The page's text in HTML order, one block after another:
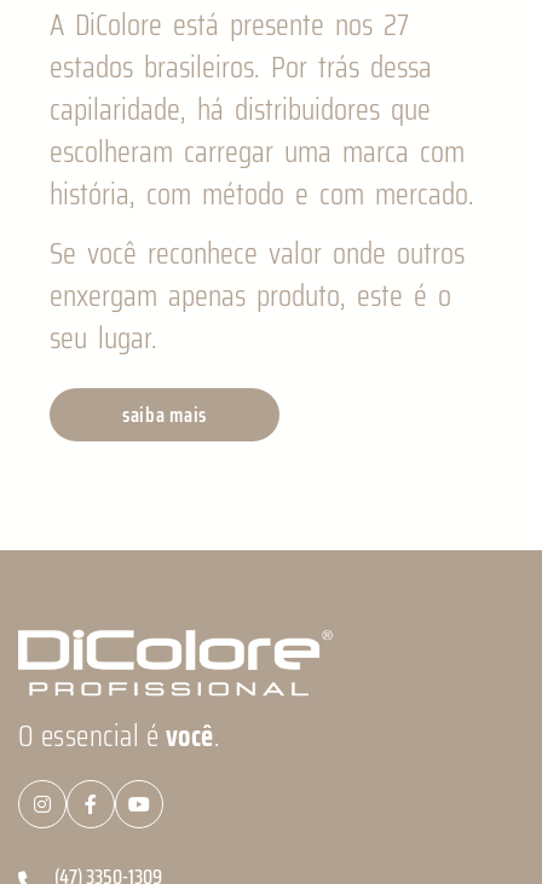
A DiColore está presente nos 27
estados brasileiros. Por trás dessa
capilaridade, há distribuidores que
escolheram carregar uma marca com
história, com método e com mercado.
Se você reconhece valor onde outros
enxergam apenas produto, este é o
seu lugar.
saiba mais
O essencial évocê.
(47) 3350-1309